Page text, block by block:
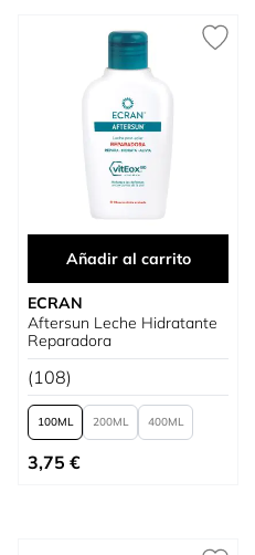
Añadir al carrito
ECRAN
Aftersun Leche Hidratante
Reparadora
(108)
100 200 400
Tan bajo como
3,75 €